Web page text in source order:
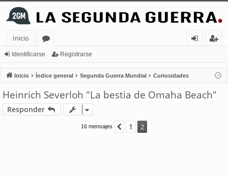
Inicio
or
os
nt
ifi
ca
ist
ra
Identificarse Registrarse
Inicio Índice general Segunda Guerra Mundial Curiosidades
Heinrich Severloh "La bestia de Omaha Beach"
Responder
16 mensajes Anterior
1 2